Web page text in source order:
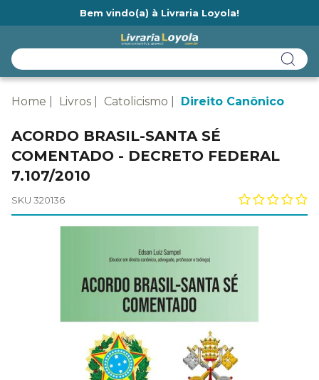
Bem vindo(a) à Livraria Loyola!
Home Livros Catolicismo Direito Canônico
ACORDO BRASIL-SANTA SÉ
COMENTADO - DECRETO FEDERAL
7.107/2010
SKU 320136